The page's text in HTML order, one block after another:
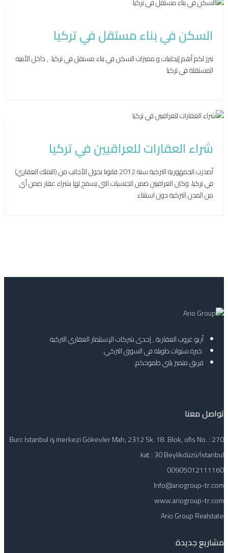
السكن في بناء مستقل في تركيا
نبرز لكم أهم إيجابيات و مميزات السكن في بناء مستقل في تركيا , داخل الأبنية
المستقلة في تركيا
شراء العقارات للعراقيين في تركيا
أصدرت الجمهورية التركية سنة 2012 قانونا يخول الأجانب من (التملك العقاري)
في تركيا، وكان العراقيين ضمن الجنسيات التي يسمح لها بشراء عقار ضمن أي
من المدن التركية دون استثناء
أريو غروب العقارية , إحدى شركات الإستثمار العقاري التركية
خبرة سنوات طويلة في السوق التركي.
فريق متميز يلبي طموحكم.
تواصل معنا
Burc Istanbul iş merkezi Gökevler Mah, 2312 Sk. 18. Blok, ofis No. : 270
kat : 30 Beylikdüzü/İstanbul
00905012111160
Info@ariogroup-tr.com
www.ariogroup-tr.com
Ario Group Realstate
مشاريع جديدة